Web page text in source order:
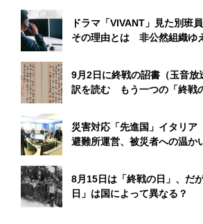
ドラマ「VIVANT」見た別班
その理由とは 非公然組織ゆ
9月2日に終戦の詔書（玉音放
訳を読む もう一つの「終戦
災害対応「先進国」イタリ
避難所運営、被災者への温か
8月15日は「終戦の日」、だ
日」は国によって異なる？